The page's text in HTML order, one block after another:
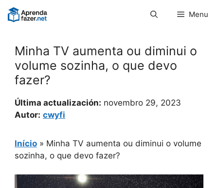
Pular
para
Menu
Minha TV aumenta ou diminui o
volume sozinha, o que devo
fazer?
Última actualización: novembro 29, 2023
Autor: cwyfi
Início » Minha TV aumenta ou diminui o volume
sozinha, o que devo fazer?